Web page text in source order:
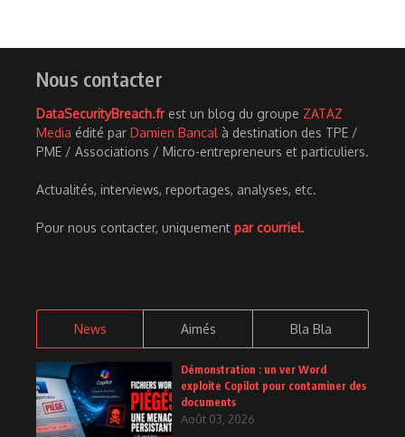
Nous contacter
DataSecurityBreach.frest un blog du groupe ZATAZ
Media édité par Damien Bancal à destination des TPE /
PME / Associations / Micro-entrepreneurs et particuliers.
Actualités, interviews, reportages, analyses, etc.
Pour nous contacter, uniquement par courriel.
News Aimés Bla Bla
Démonstration : un ver Word
exploite Copilot pour contaminer des
documents
Août 03, 2026